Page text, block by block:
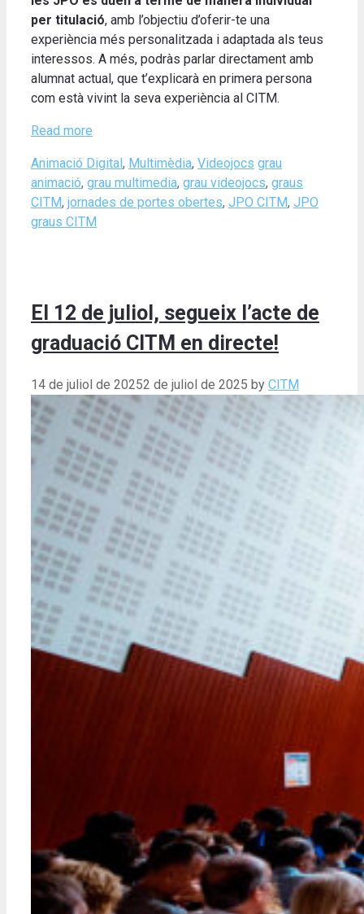
per titulació, amb l’objectiu d’oferir-te una
experiència més personalitzada i adaptada als teus
interessos. A més, podràs parlar directament amb
alumnat actual, que t’explicarà en primera persona
com està vivint la seva experiència al CITM.
Read more
Categories
Animació Digital , Multimèdia, Videojocs Tags
grau
animació, grau multimedia, grau videojocs, graus
CITM, jornades de portes obertes, JPO CITM, JPO
graus CITM
El 12 de juliol, segueix l’acte de
graduació CITM en directe!
14 de juliol de 20252 de juliol de 2025 by CITM